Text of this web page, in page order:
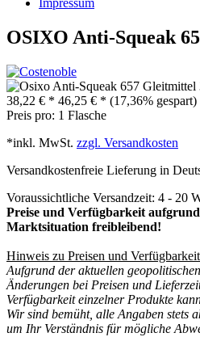
Impressum
OSIXO Anti-Squeak
38,22 € * 46,25 € * (17,36% gespart)
Preis pro: 1 Flasche
*inkl. MwSt. zzgl. Versandkosten
Versandkostenfreie Lieferung in
Voraussichtliche Versandzeit: 4 - 20
Preise und Verfügbarkeit
Marktsituation freibleibend!
Hinweis zu Preisen und
Aufgrund der aktuellen
Änderungen bei Preisen und
Verfügbarkeit einzelner Produkte
Wir sind bemüht, alle Angaben stets
um Ihr Verständnis für mögliche